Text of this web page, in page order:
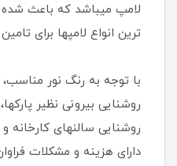
لامپ میباشد که باعث شده
ترین انواع لامپها برای
با توجه به رنگ نور مناسب،
روشنایی بیرونی نظیر
روشنایی سالنهای
دارای هزینه و مشکلات